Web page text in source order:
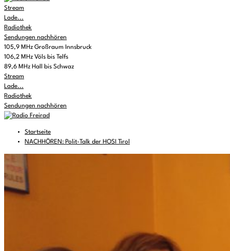
Stream
Lade...
Radiothek
Sendungen nachhören
105,9 MHz Großraum Innsbruck
106,2 MHz Völs bis Telfs
89,6 MHz Hall bis Schwaz
Stream
Lade...
Radiothek
Sendungen nachhören
Startseite
NACHHÖREN: Polit-Talk der HOSI Tirol